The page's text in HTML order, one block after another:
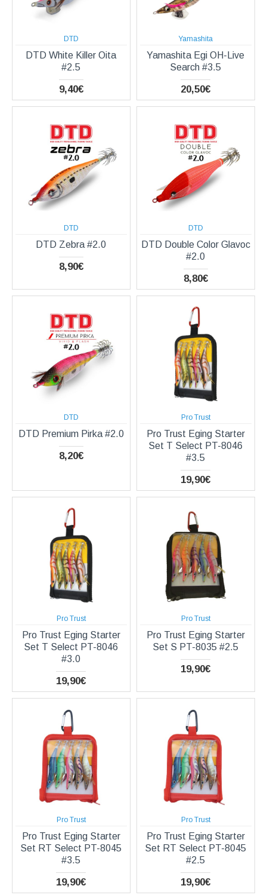
DTD
DTD White Killer Oita
#2.5
9,40€
Yamashita
Yamashita Egi OH-Live
Search #3.5
20,50€
DTD
DTD Zebra #2.0
8,90€
DTD
DTD Double Color Glavoc
#2.0
8,80€
DTD
DTD Premium Pirka #2.0
8,20€
Pro Trust
Pro Trust Eging Starter
Set T Select PT-8046
#3.5
19,90€
Pro Trust
Pro Trust Eging Starter
Set T Select PT-8046
#3.0
19,90€
Pro Trust
Pro Trust Eging Starter
Set S PT-8035 #2.5
19,90€
Pro Trust
Pro Trust Eging Starter
Set RT Select PT-8045
#3.5
19,90€
Pro Trust
Pro Trust Eging Starter
Set RT Select PT-8045
#2.5
19,90€